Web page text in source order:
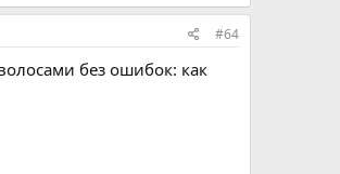
#64
без ошибок: как